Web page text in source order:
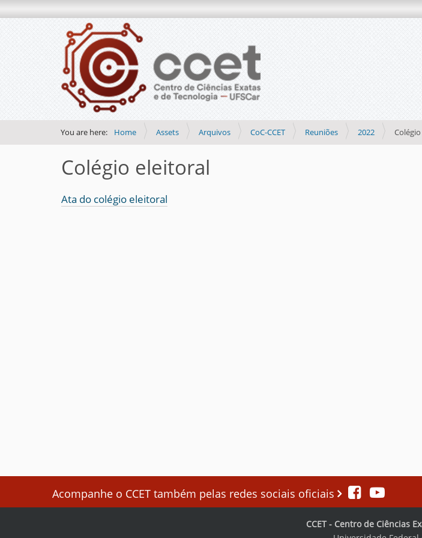
You are here: Home Assets Arquivos CoC-CCET Reuniões 2022
Colégio eleitoral
Ata do colégio eleitoral
Acompanhe o CCET também pelas redes sociais oficiais
CCET - Centro de Ciências